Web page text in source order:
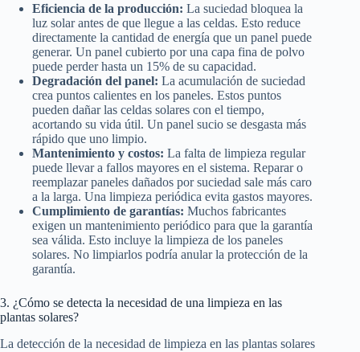
Eficiencia de la producción: La suciedad bloquea la
luz solar antes de que llegue a las celdas. Esto reduce
directamente la cantidad de energía que un panel puede
generar. Un panel cubierto por una capa fina de polvo
puede perder hasta un 15% de su capacidad.
Degradación del panel: La acumulación de suciedad
crea puntos calientes en los paneles. Estos puntos
pueden dañar las celdas solares con el tiempo,
acortando su vida útil. Un panel sucio se desgasta más
rápido que uno limpio.
Mantenimiento y costos: La falta de limpieza regular
puede llevar a fallos mayores en el sistema. Reparar o
reemplazar paneles dañados por suciedad sale más caro
a la larga. Una limpieza periódica evita gastos mayores.
Cumplimiento de garantías: Muchos fabricantes
exigen un mantenimiento periódico para que la garantía
sea válida. Esto incluye la limpieza de los paneles
solares. No limpiarlos podría anular la protección de la
garantía.
3. ¿Cómo se detecta la necesidad de una limpieza en las
plantas solares?
La detección de la necesidad de limpieza en las plantas solares